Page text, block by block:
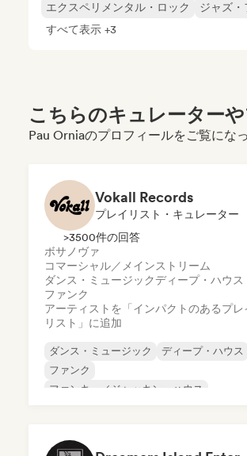
エクスペリメンタル・ロック
ジャズ・
すべて表示 +3
こちらのキュレーター
Pau Orniaのプロフィールをご覧にな
Vokall Records
プレイリスト・キュレーター
>3500件の回答
ボサノヴァ
コマーシャル／メインストリーム
ダンス・ミュージックディープ・ハウス
ファンク
アーティストを「インパクトのあるプレ
リスト」に追加
ダンス・ミュージック
ディープ・ハウス
ファンク
ファンキー／ジャッキン・ハウス
ポップ・ソウル